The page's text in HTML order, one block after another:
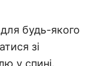
для будь-якого
зі